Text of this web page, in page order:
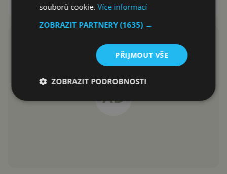
David Trlica12.9.2018
souborů cookie.Více informací
ZOBRAZIT PARTNERY(1635) →
PŘIJMOUT VŠE
ZOBRAZIT PODROBNOSTI